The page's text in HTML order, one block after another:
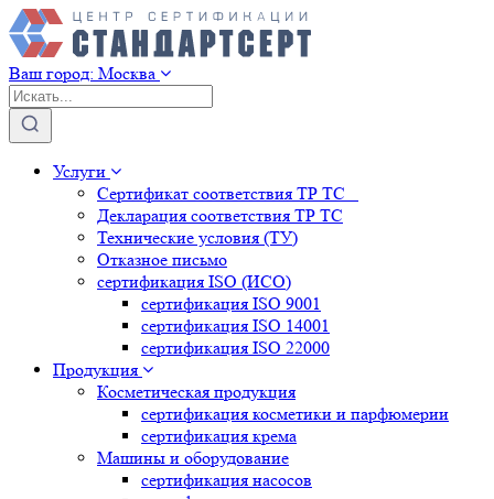
Ваш город: Москва
Услуги
Сертификат соответствия ТР ТС
Декларация соответствия ТР ТС
Технические условия (ТУ)
Отказное письмо
сертификация ISO (ИСО)
сертификация ISO 9001
сертификация ISO 14001
сертификация ISO 22000
Продукция
Косметическая продукция
сертификация косметики и парфюмерии
сертификация крема
Машины и оборудование
сертификация насосов